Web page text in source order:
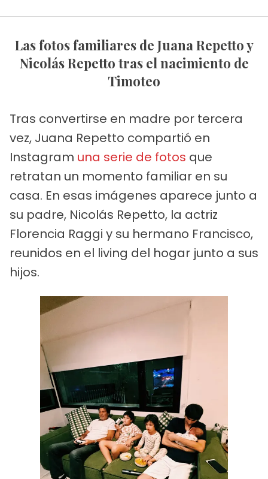
Las fotos familiares de Juana Repetto y
Nicolás Repetto tras el nacimiento de
Timoteo
Tras convertirse en madre por tercera
vez, Juana Repetto compartió en
Instagram una serie de fotos que
retratan un momento familiar en su
casa. En esas imágenes aparece junto a
su padre, Nicolás Repetto, la actriz
Florencia Raggi y su hermano Francisco,
reunidos en el living del hogar junto a sus
hijos.